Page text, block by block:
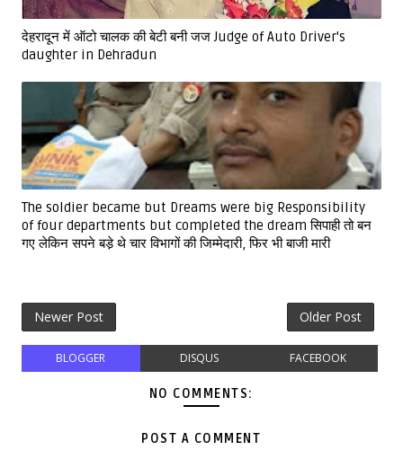
देहरादून में ऑटो चालक की बेटी बनी जज Judge of Auto Driver's
daughter in Dehradun
The soldier became but Dreams were big Responsibility
of four departments but completed the dream सिपाही तो बन
गए लेकिन सपने बडे़ थे चार विभागों की जिम्मेदारी, फिर भी बाजी मारी
Newer Post Older Post
BLOGGER DISQUS FACEBOOK
NO COMMENTS:
POST A COMMENT